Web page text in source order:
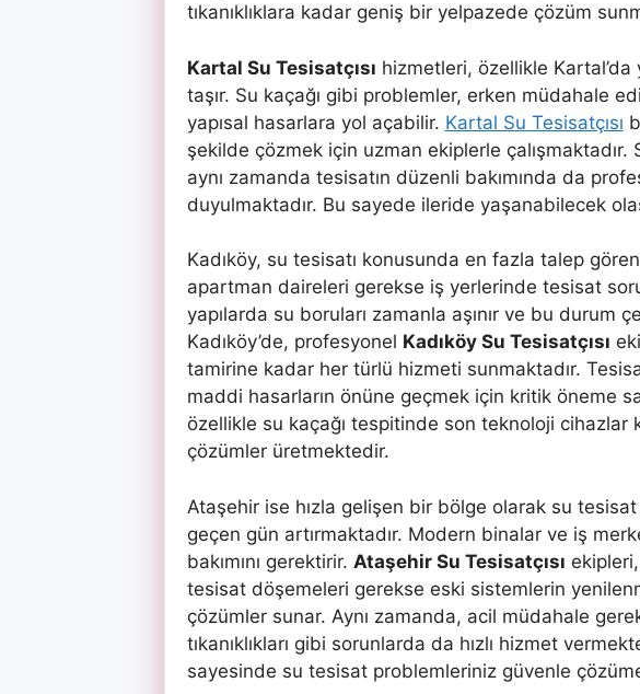
tıkanıklıklara kadar geniş bir yelpazede çözüm
Kartal Su Tesisatçısı hizmetleri, özellikle
taşır. Su kaçağı gibi problemler, erken müdahale
yapısal hasarlara yol açabilir. Kartal Su Tesisatçısı
şekilde çözmek için uzman ekiplerle
aynı zamanda tesisatın düzenli bakımında da
duyulmaktadır. Bu sayede ileride yaşanabilecek
Kadıköy, su tesisatı konusunda en fazla talep
apartman daireleri gerekse iş yerlerinde tesisat
yapılarda su boruları zamanla aşınır ve bu durum
Kadıköy’de, profesyonel Kadıköy Su Tesisatçısı
tamirine kadar her türlü hizmeti sunmaktadır.
maddi hasarların önüne geçmek için kritik öneme
özellikle su kaçağı tespitinde son teknoloji cihazlar
çözümler üretmektedir.
Ataşehir ise hızla gelişen bir bölge olarak su
geçen gün artırmaktadır. Modern binalar ve iş
bakımını gerektirir. Ataşehir Su Tesisatçısı
tesisat döşemeleri gerekse eski sistemlerin
çözümler sunar. Aynı zamanda, acil müdahale
tıkanıklıkları gibi sorunlarda da hızlı hizmet
sayesinde su tesisat problemleriniz güvenle